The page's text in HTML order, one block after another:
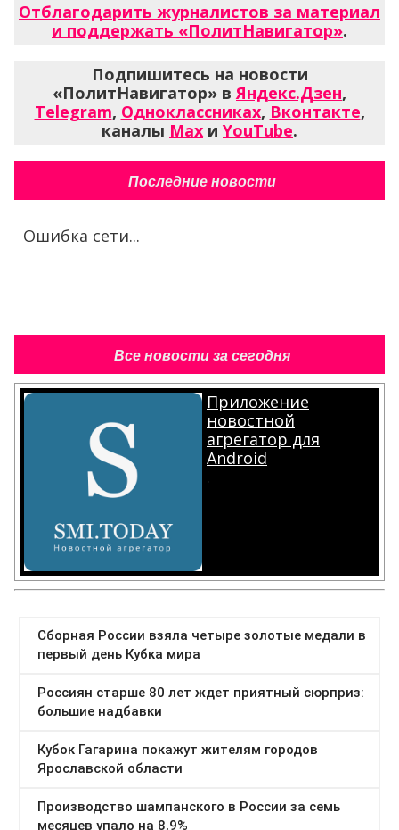
Отблагодарить журналистов за материал
и поддержать «ПолитНавигатор».
Подпишитесь на новости
«ПолитНавигатор» вЯндекс.Дзен,
Telegram, Одноклассниках, Вконтакте,
каналы Max и YouTube.
Последние новости
Ошибка сети...
Все новости за сегодня
Приложение
новостной
агрегатор для
Android
.